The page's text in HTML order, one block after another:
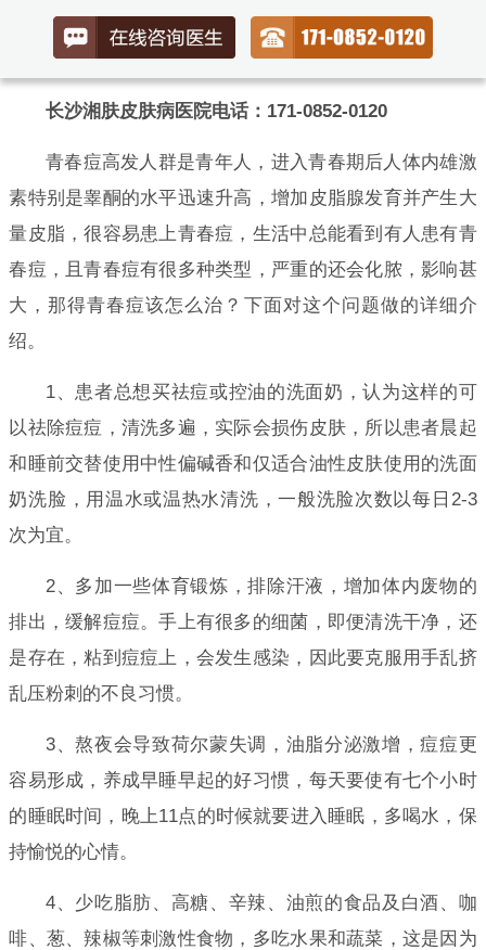
长沙湘肤皮肤病医院电话：171-0852-0120
青春痘高发人群是青年人，进入青春期后人体内雄激
素特别是睾酮的水平迅速升高，增加皮脂腺发育并产生大
量皮脂，很容易患上青春痘，生活中总能看到有人患有青
春痘，且青春痘有很多种类型，严重的还会化脓，影响甚
大，那得青春痘该怎么治？下面对这个问题做的详细介
绍。
1、患者总想买祛痘或控油的洗面奶，认为这样的可
以祛除痘痘，清洗多遍，实际会损伤皮肤，所以患者晨起
和睡前交替使用中性偏碱香和仅适合油性皮肤使用的洗面
奶洗脸，用温水或温热水清洗，一般洗脸次数以每日2-3
次为宜。
2、多加一些体育锻炼，排除汗液，增加体内废物的
排出，缓解痘痘。手上有很多的细菌，即便清洗干净，还
是存在，粘到痘痘上，会发生感染，因此要克服用手乱挤
乱压粉刺的不良习惯。
3、熬夜会导致荷尔蒙失调，油脂分泌激增，痘痘更
容易形成，养成早睡早起的好习惯，每天要使有七个小时
的睡眠时间，晚上11点的时候就要进入睡眠，多喝水，保
持愉悦的心情。
4、少吃脂肪、高糖、辛辣、油煎的食品及白酒、咖
啡、葱、辣椒等刺激性食物，多吃水果和蔬菜，这是因为